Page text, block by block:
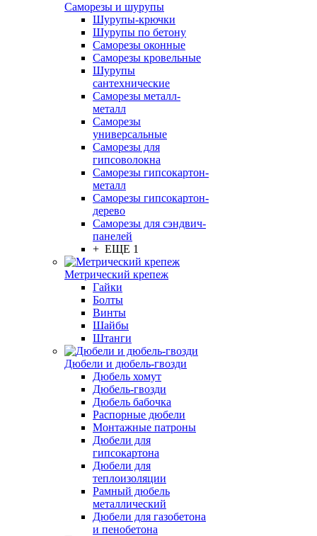
Саморезы и шурупы
Шурупы-крючки
Шурупы по бетону
Саморезы оконные
Саморезы кровельные
Шурупы
сантехнические
Саморезы металл-
металл
Саморезы
универсальные
Саморезы для
гипсоволокна
Саморезы гипсокартон-
металл
Саморезы гипсокартон-
дерево
Саморезы для сэндвич-
панелей
+ ЕЩЕ 1
Метрический крепеж
Гайки
Болты
Винты
Шайбы
Штанги
Дюбели и дюбель-гвозди
Дюбель хомут
Дюбель-гвозди
Дюбель бабочка
Распорные дюбели
Монтажные патроны
Дюбели для
гипсокартона
Дюбели для
теплоизоляции
Рамный дюбель
металлический
Дюбели для газобетона
и пенобетона